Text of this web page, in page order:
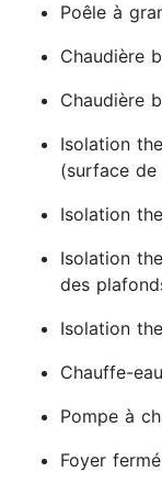
Poêle à
Chaudière
Chaudière
Isolation
(surface
Isolation
Isolation
des
Isolation
Chauffe-
Pompe à
Foyer